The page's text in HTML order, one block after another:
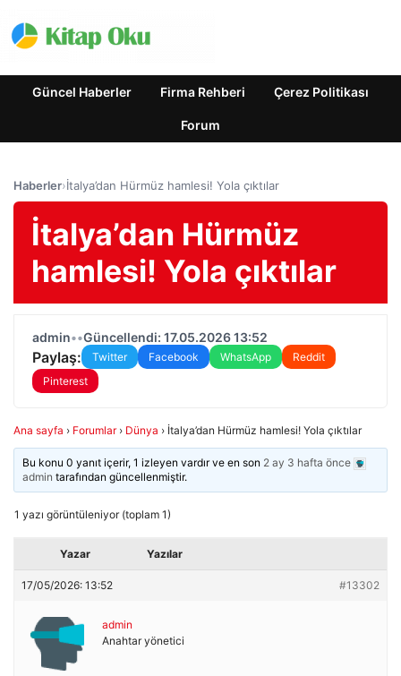
Güncel Haberler Firma Rehberi Çerez Politikası
Forum
Haberler›İtalya’dan Hürmüz hamlesi! Yola çıktılar
İtalya’dan Hürmüz
hamlesi! Yola çıktılar
admin••Güncellendi: 17.05.2026 13:52
Paylaş: Twitter Facebook WhatsApp
Reddit
Pinterest
Ana sayfa › Forumlar › Dünya › İtalya’dan Hürmüz hamlesi! Yola çıktılar
Bu konu 0 yanıt içerir, 1 izleyen vardır ve en son 2 ay 3 hafta önce
admin tarafından güncellenmiştir.
1 yazı görüntüleniyor (toplam 1)
Yazar Yazılar
17/05/2026: 13:52 #13302
admin
Anahtar yönetici